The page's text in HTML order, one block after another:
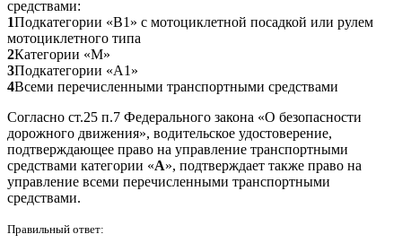
средствами:
1Подкатегории «В1» с мотоциклетной посадкой или рулем
мотоциклетного типа
2Категории «М»
3Подкатегории «А1»
4Всеми перечисленными транспортными средствами
Согласно ст.25 п.7 Федерального закона «О безопасности
дорожного движения», водительское удостоверение,
подтверждающее право на управление транспортными
средствами категории «А», подтверждает также право на
управление всеми перечисленными транспортными
средствами.
Правильный ответ: